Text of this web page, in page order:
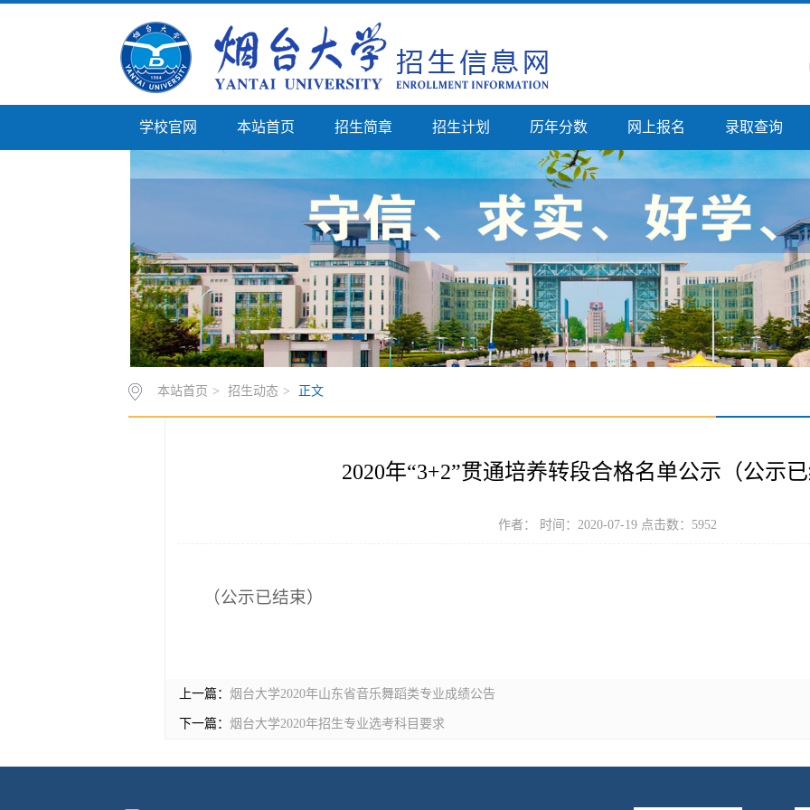
学校官网 本站首页 招生简章 招生计划 历年分数 网上报名 录取查询
本站首页 > 招生动态 > 正文
2020年“3+2”贯通培养转段合格名单公示（公示
作者： 时间：2020-07-19 点击数： 5952
（公示已结束）
上一篇： 烟台大学2020年山东省音乐舞蹈类专业成绩公告
下一篇： 烟台大学2020年招生专业选考科目要求